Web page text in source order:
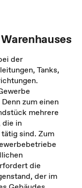
der
Tanks,
zum einen
mehrere
die in
sind. Zum
die
der im